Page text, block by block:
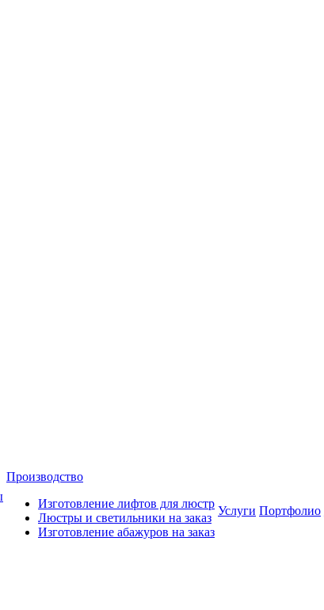
Производство
Изготовление лифтов для люстр
Люстры и светильники на заказ
Изготовление абажуров на заказ
Услуги Портфолио